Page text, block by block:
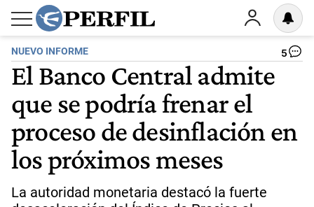
NUEVO INFORME 5
El Banco Central admite
que se podría frenar el
proceso de desinflación en
los próximos meses
La autoridad monetaria destacó la fuerte